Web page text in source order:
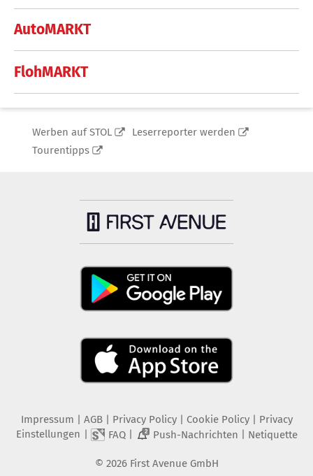
AutoMARKT
FlohMARKT
Werben auf STOL
Leserreporter werden
Tourentipps
Impressum | AGB | Privacy Policy| Cookie Policy| Privacy
Einstellungen | FAQ| 2 Push-Nachrichten | Netiquette
© 2026 First Avenue GmbH